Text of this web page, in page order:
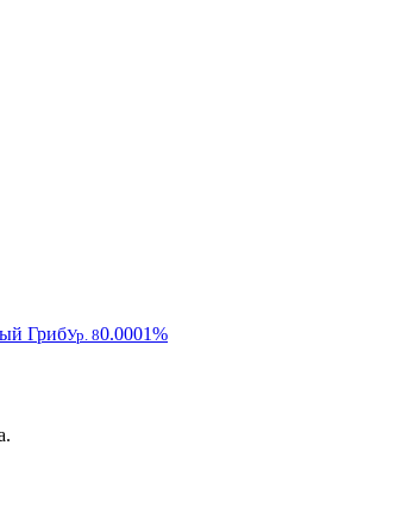
ГрибУр. 80.0001%